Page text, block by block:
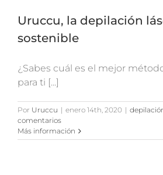
Uruccu, la depilación
sostenible
¿Sabes cuál es el mejor
para ti [...]
Por Uruccu | enero 14th, 2020 |
comentarios
Más información